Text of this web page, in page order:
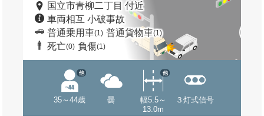
国立市青柳二丁目 付近
車両相互 小破事故
普通乗用車(1) 普通貨物車(1)
死亡(0) 負傷(1)
35～44歳
他
曇
幅5.5～
13.0m
他
３灯式信号